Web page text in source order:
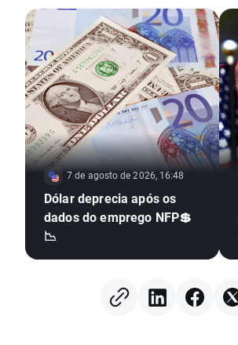
7 de agosto de 2026, 16:48
Dólar deprecia após os
dados do emprego NFP💲
📉